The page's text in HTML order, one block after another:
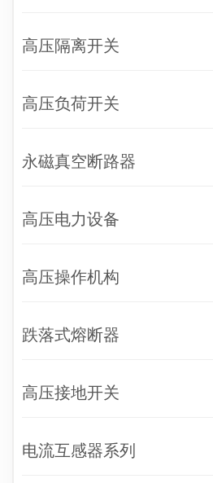
高压隔离开关
高压负荷开关
永磁真空断路器
高压电力设备
高压操作机构
跌落式熔断器
高压接地开关
电流互感器系列